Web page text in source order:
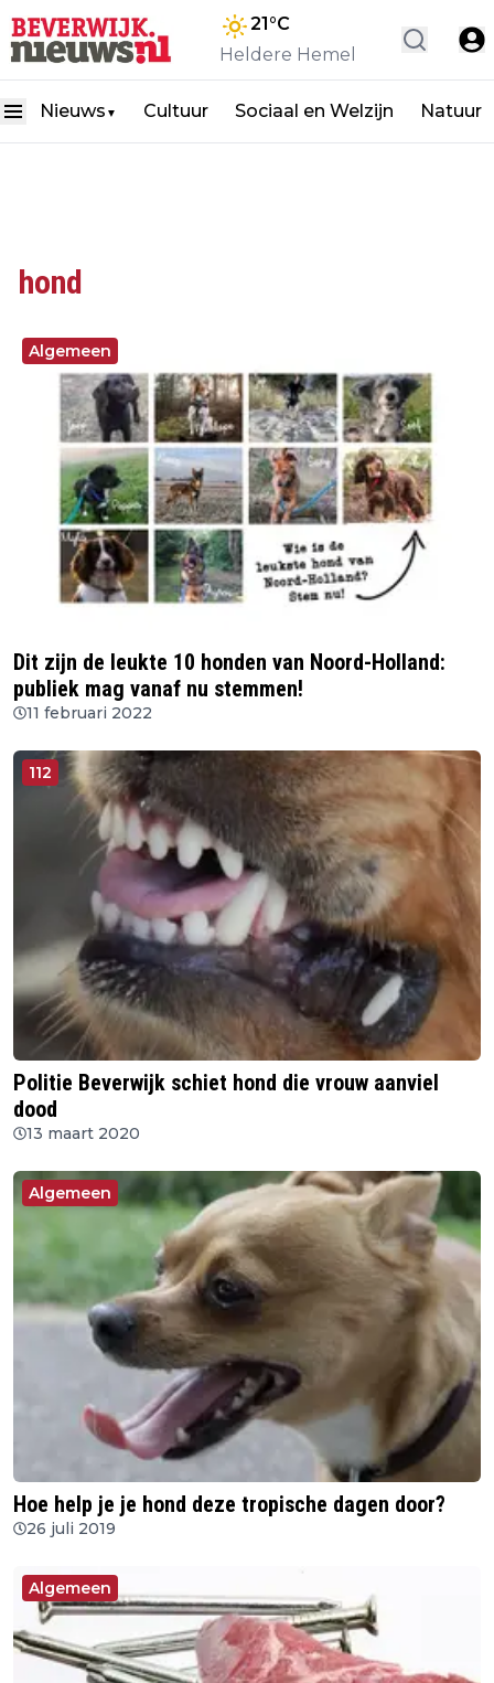
21°C
Heldere Hemel
Nieuws ▼ Cultuur Sociaal en Welzijn Natuur
hond
Algemeen
Dit zijn de leukte 10 honden van Noord-Holland:
publiek mag vanaf nu stemmen!
11 februari 2022
112
Politie Beverwijk schiet hond die vrouw aanviel
dood
13 maart 2020
Algemeen
Hoe help je je hond deze tropische dagen door?
26 juli 2019
Algemeen